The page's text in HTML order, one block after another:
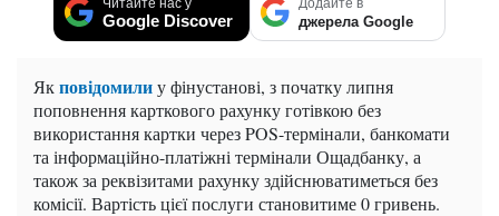
Google Discover джерела Google
Якповідомилиу фінустанові, з початку липня
поповнення карткового рахунку готівкою без
використання картки через POS-термінали, банкомати
та інформаційно-платіжні термінали Ощадбанку, а
також за реквізитами рахунку здійснюватиметься без
комісії. Вартість цієї послуги становитиме 0 гривень.